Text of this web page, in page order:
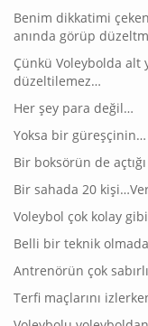
Benim dikkatimi
anında görüp
Çünkü Voleybolda alt
düzeltilemez…
Her şey para değil…
Yoksa bir güreşçinin…
Bir boksörün de
Bir sahada 20
Voleybol çok kolay
Belli bir teknik
Antrenörün çok
Terfi maçlarını